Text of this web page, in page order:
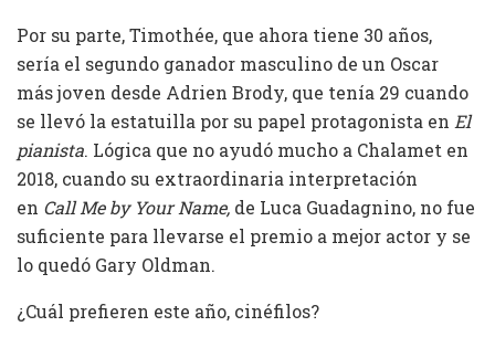
Por su parte, Timothée, que ahora tiene 30 años,
sería el segundo ganador masculino de un Oscar
más joven desde Adrien Brody, que tenía 29 cuando
se llevó la estatuilla por su papel protagonista en El
pianista. Lógica que no ayudó mucho a Chalamet en
2018, cuando su extraordinaria interpretación
en Call Me by Your Name, de Luca Guadagnino, no fue
suficiente para llevarse el premio a mejor actor y se
lo quedó Gary Oldman.
¿Cuál prefieren este año, cinéfilos?